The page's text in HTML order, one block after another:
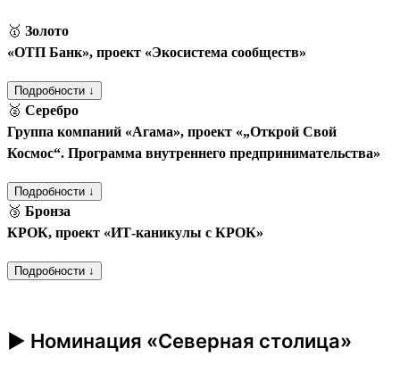
🥇 Золото
«ОТП Банк», проект «Экосистема сообществ»
Подробности ↓
🥈 Серебро
Группа компаний «Агама», проект «„Открой Свой
Космос“. Программа внутреннего предпринимательства»
Подробности ↓
🥉 Бронза
КРОК, проект «ИТ-каникулы с КРОК»
Подробности ↓
► Номинация «Северная столица»